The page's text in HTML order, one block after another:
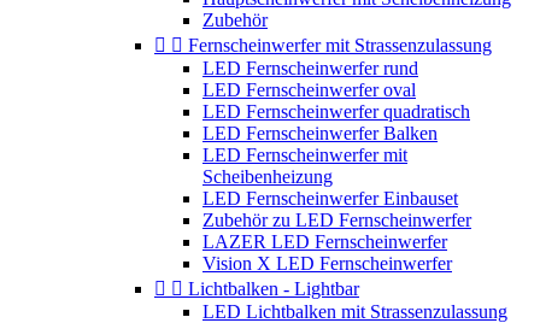
Zubehör
  Fernscheinwerfer mit Strassenzulassung
LED Fernscheinwerfer rund
LED Fernscheinwerfer oval
LED Fernscheinwerfer quadratisch
LED Fernscheinwerfer Balken
LED Fernscheinwerfer mit
Scheibenheizung
LED Fernscheinwerfer Einbauset
Zubehör zu LED Fernscheinwerfer
LAZER LED Fernscheinwerfer
Vision X LED Fernscheinwerfer
  Lichtbalken - Lightbar
LED Lichtbalken mit Strassenzulassung